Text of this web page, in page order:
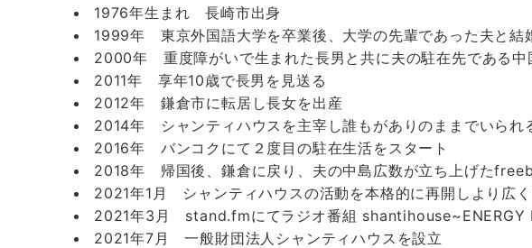
1976年生まれ 長崎市出身
1999年 東京外国語大学を卒業後、大学の先輩であった夫と結
2000年 重度障がいで生まれた長男と共に夫の駐在先である中
2011年 享年10歳で長男を見送る
2012年 鎌倉市に転居し長女を出産
2014年 シャンティハウスを主宰し誰もがありのままでいられ
2016年 バンコクにて２度目の駐在生活をスタート
2018年 帰国後、鎌倉に戻り、夫の中島広数が立ち上げた
2021年1月 シャンティハウスの活動を本格的に再開しより広
2021年3月 stand.fmにてラジオ番組 shantihouse~ENERGY
2021年7月 一般財団法人シャンティハウスを設立